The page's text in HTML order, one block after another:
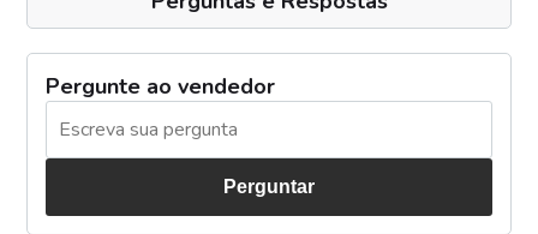
Pergunte ao vendedor
Perguntar